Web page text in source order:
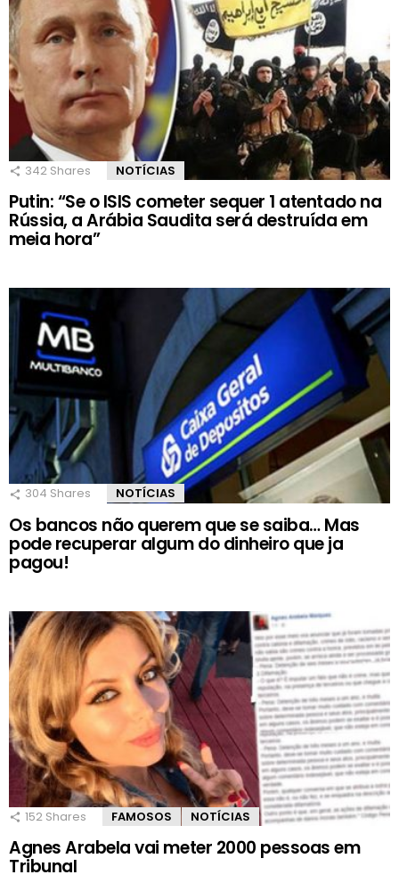
342 Shares NOTÍCIAS
Putin: “Se o ISIS cometer sequer 1 atentado na
Rússia, a Arábia Saudita será destruída em
meia hora”
304 Shares NOTÍCIAS
Os bancos não querem que se saiba… Mas
pode recuperar algum do dinheiro que ja
pagou!
152 Shares FAMOSOS NOTÍCIAS
Agnes Arabela vai meter 2000 pessoas em
Tribunal